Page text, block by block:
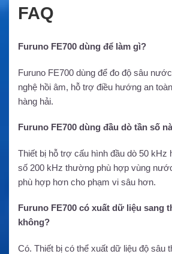
FAQ
Furuno FE700 dùng để làm gì?
Furuno FE700 dùng để đo độ sâu
nghệ hồi âm, hỗ trợ điều hướng an
hàng hải.
Furuno FE700 dùng đầu dò tần số
Thiết bị hỗ trợ cấu hình đầu dò 50 kHz
số 200 kHz thường phù hợp vùng
phù hợp hơn cho phạm vi sâu hơn.
Furuno FE700 có xuất dữ liệu sang
không?
Có. Thiết bị có thể xuất dữ liệu độ sâu